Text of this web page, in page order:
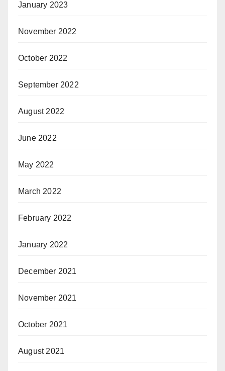
January 2023
November 2022
October 2022
September 2022
August 2022
June 2022
May 2022
March 2022
February 2022
January 2022
December 2021
November 2021
October 2021
August 2021